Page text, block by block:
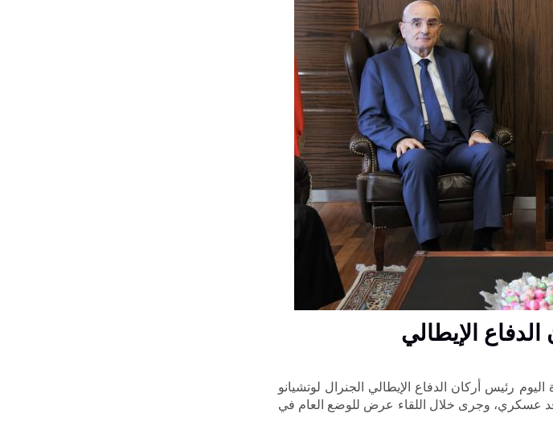
الإيطالي
رئيس أركان الدفاع الإيطالي الجنرال لوتشيانو
وفد عسكري، وجرى خلال اللقاء عرض للوضع العام في